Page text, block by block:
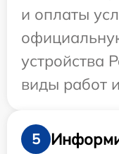
и оплаты
устройства
виды работ
5